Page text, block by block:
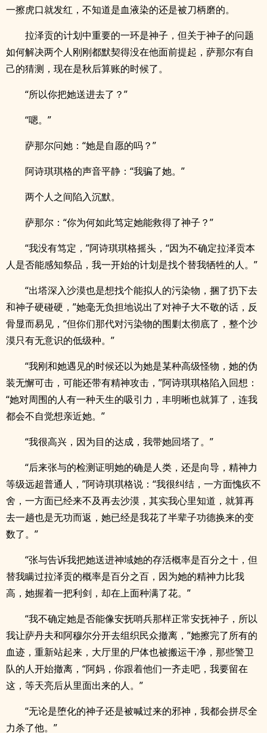
一擦虎口就发红，不知道是血液染的还是被刀柄磨的。
拉泽贡的计划中重要的一环是神子，但关于神子的问题
如何解决两个人刚刚都默契得没在他面前提起，萨那尔有自
己的猜测，现在是秋后算账的时候了。
“所以你把她送进去了？”
“嗯。”
萨那尔问她：“她是自愿的吗？”
阿诗琪琪格的声音平静：“我骗了她。”
两个人之间陷入沉默。
萨那尔：“你为何如此笃定她能救得了神子？”
“我没有笃定，”阿诗琪琪格摇头，“因为不确定拉泽贡本
人是否能感知祭品，我一开始的计划是找个替我牺牲的人。”
“出塔深入沙漠也是想找个能拟人的污染物，捆了扔下去
和神子硬碰硬，”她毫无负担地说出了对神子大不敬的话，反
骨显而易见，“但你们那代对污染物的围剿太彻底了，整个沙
漠只有无意识的低级种。”
“我刚和她遇见的时候还以为她是某种高级怪物，她的伪
装无懈可击，可能还带有精神攻击，”阿诗琪琪格陷入回想：
“她对周围的人有一种天生的吸引力，丰明晰也就算了，连我
都会不自觉想亲近她。”
“我很高兴，因为目的达成，我带她回塔了。”
“后来张与的检测证明她的确是人类，还是向导，精神力
等级远超普通人，”阿诗琪琪格说：“我很纠结，一方面愧疚不
舍，一方面已经来不及再去沙漠，其实我心里知道，就算再
去一趟也是无功而返，她已经是我花了半辈子功德换来的变
数了。”
“张与告诉我把她送进神域她的存活概率是百分之十，但
替我瞒过拉泽贡的概率是百分之百，因为她的精神力比我
高，她握着一把利剑，却在上面种满了花。”
“我不确定她是否能像安抚哨兵那样正常安抚神子，所以
我让萨丹夫和阿穆尔分开去组织民众撤离，”她擦完了所有的
血迹，重新站起来，大厅里的尸体也被搬运干净，那些警卫
队的人开始撤离，“阿妈，你跟着他们一齐走吧，我要留在
这，等天亮后从里面出来的人。”
“无论是堕化的神子还是被喊过来的邪神，我都会拼尽全
力杀了他。”